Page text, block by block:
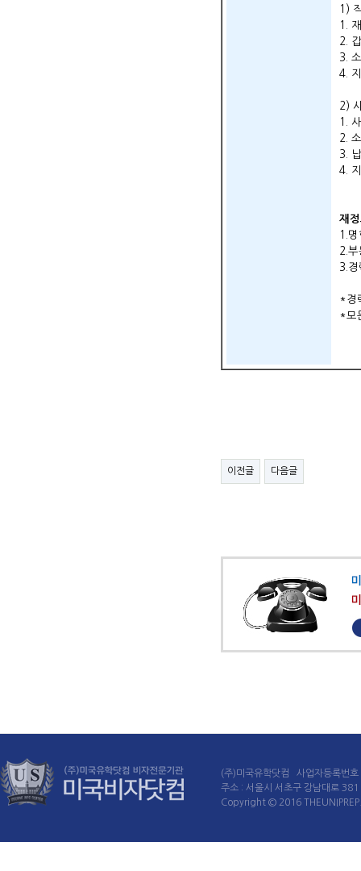
1)
1.
2.
3.
4.
2)
1.
2.
3.
4.
재
1.
2.
3.
*경
*모
이전글 다음글
(주)미국유학닷컴 사업자등록번
주소 : 서울시 서초구 강남대로
Copyright © 2016